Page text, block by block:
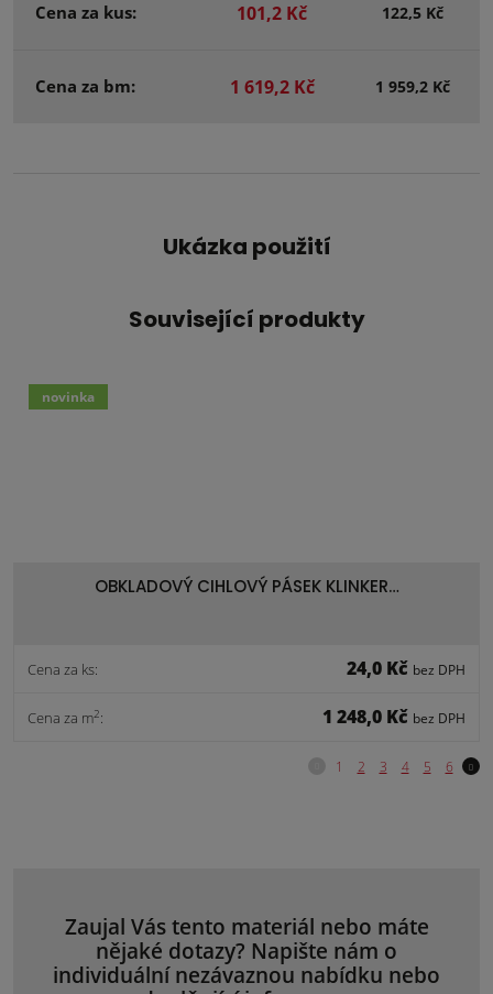
Cena za kus: 101,2 Kč 122,5 Kč
Cena za bm: 1 619,2 Kč 1 959,2 Kč
Ukázka použití
Související produkty
OBKLADOVÝ CIHLOVÝ PÁSEK KLINKER…
Cena za ks: 24,0 Kč bez DPH
Cena za m2: 1 248,0 Kč bez DPH
novinka
Zaujal Vás tento materiál nebo máte
nějaké dotazy? Napište nám o
individuální nezávaznou nabídku nebo